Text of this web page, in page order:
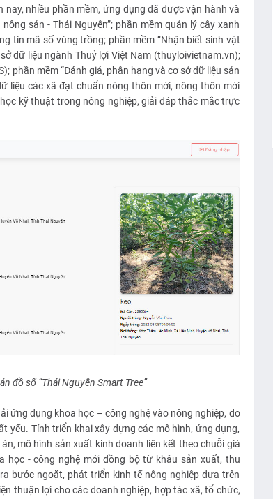
nhiều phần mềm, ứng dụng đã được vận hành và
sản - Thái Nguyên”; phần mềm quản lý cây xanh
tin mã số vùng trồng; phần mềm “Nhận biết sinh vật
dữ liệu ngành Thuỷ lợi Việt Nam (thuyloivietnam.vn);
phần mềm “Đánh giá, phân hạng và cơ sở dữ liệu sản
liệu các xã đạt chuẩn nông thôn mới, nông thôn mới
kỹ thuật trong nông nghiệp, giải đáp thắc mắc trực
đồ số “Thái Nguyên Smart Tree”
ứng dụng khoa học – công nghệ vào nông nghiệp, do
yếu. Tỉnh triển khai xây dựng các mô hình, ứng dụng,
mô hình sản xuất kinh doanh liên kết theo chuỗi giá
học - công nghệ mới đồng bộ từ khâu sản xuất, thu
bước ngoặt, phát triển kinh tế nông nghiệp dựa trên
thuận lợi cho các doanh nghiệp, hợp tác xã, tổ chức,